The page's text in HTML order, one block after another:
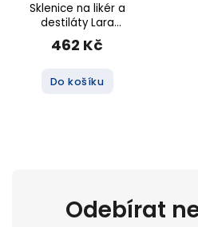
Sklenice na likér a
destiláty Lara
Waves 65 ml. 6 ks
462 Kč
Do košíku
Odebírat